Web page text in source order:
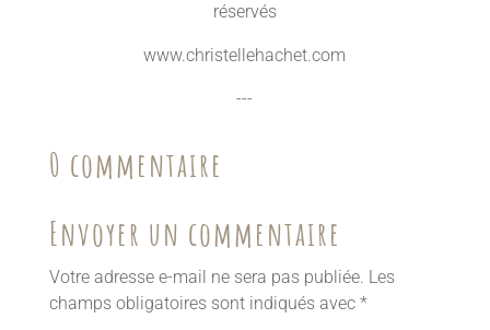
réservés
www.christellehachet.com
---
0 commentaire
Envoyer un commentaire
Votre adresse e-mail ne sera pas publiée. Les
champs obligatoires sont indiqués avec *